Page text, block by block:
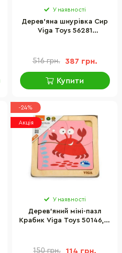
У наявності
Дерев'яна шнурівка Сир
Viga Toys 56281
516 грн. 387 грн.
Купити
-24%
Акція
У наявності
Дерев'яний міні-пазл
Крабик Viga Toys 50146, 4
150 грн. 114 грн.